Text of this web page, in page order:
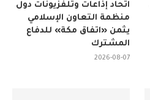
اتحاد إذاعات وتلفزيونات دول
منظمة التعاون الإسلامي
يثمن «اتفاق مكة» للدفاع
المشترك
2026-08-07